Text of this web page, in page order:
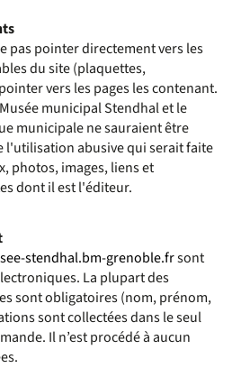
pas pointer directement vers les
du site (plaquettes,
vers les pages les contenant.
municipal Stendhal et le
municipale ne sauraient être
l'utilisation abusive qui serait faite
photos, images, liens et
dont il est l'éditeur.
stendhal.bm-grenoble.frsont
La plupart des
sont obligatoires (nom, prénom,
sont collectées dans le seul
Il n’est procédé à aucun